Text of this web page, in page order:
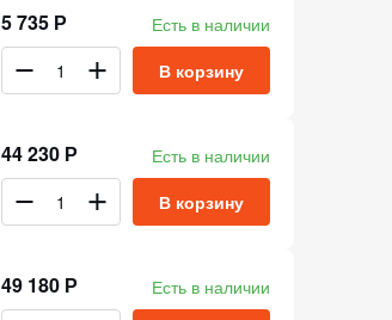
Есть в наличии
5 735 Р
В корзину
Есть в наличии
44 230 Р
В корзину
Есть в наличии
49 180 Р